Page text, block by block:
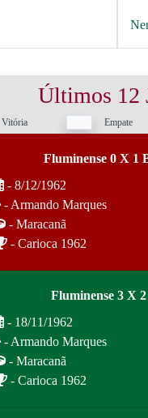
Últimos 12
Vitória Empate
Fluminense 0 X 1
- 8/12/1962
- Armando Marques
- Maracanã
- Carioca 1962
Fluminense 3 X
- 18/11/1962
- Armando Marques
- Maracanã
- Carioca 1962